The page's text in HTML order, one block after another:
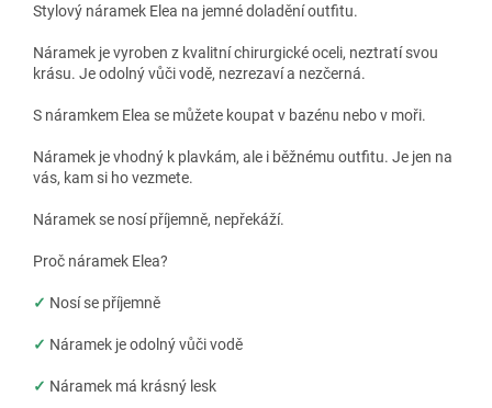
Stylový náramek Elea na jemné doladění outfitu.
Náramek je vyroben z kvalitní chirurgické oceli, neztratí svou
krásu. Je odolný vůči vodě, nezrezaví a nezčerná.
S náramkem Elea se můžete koupat v bazénu nebo v moři.
Náramek je vhodný k plavkám, ale i běžnému outfitu. Je jen na
vás, kam si ho vezmete.
Náramek se nosí příjemně, nepřekáží.
Proč náramek Elea?
✓ Nosí se příjemně
✓ Náramek je odolný vůči vodě
✓ Náramek má krásný lesk